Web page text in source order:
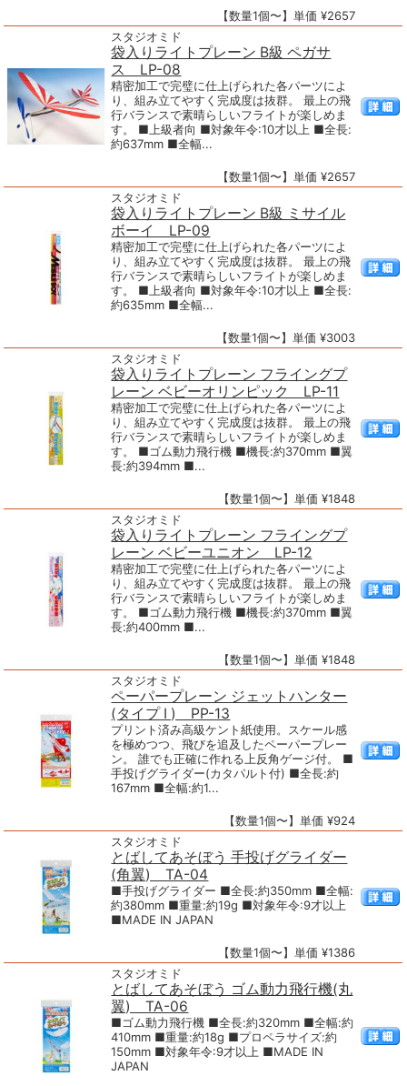
【数量1個〜】単価 ¥2657
スタジオミド
袋入りライトプレーン B級 ペガサ
ス LP-08
精密加工で完璧に仕上げられた各パーツによ
り、組み立てやすく完成度は抜群。 最上の飛
行バランスで素晴らしいフライトが楽しめま
す。 ■上級者向 ■対象年令:10才以上 ■全長:
約637mm ■全幅...
【数量1個〜】単価 ¥2657
スタジオミド
袋入りライトプレーン B級 ミサイル
ボーイ LP-09
精密加工で完璧に仕上げられた各パーツによ
り、組み立てやすく完成度は抜群。 最上の飛
行バランスで素晴らしいフライトが楽しめま
す。 ■上級者向 ■対象年令:10才以上 ■全長:
約635mm ■全幅...
【数量1個〜】単価 ¥3003
スタジオミド
袋入りライトプレーン フライングプ
レーン ベビーオリンピック LP-11
精密加工で完璧に仕上げられた各パーツによ
り、組み立てやすく完成度は抜群。 最上の飛
行バランスで素晴らしいフライトが楽しめま
す。 ■ゴム動力飛行機 ■機長:約370mm ■翼
長:約394mm ■...
【数量1個〜】単価 ¥1848
スタジオミド
袋入りライトプレーン フライングプ
レーン ベビーユニオン LP-12
精密加工で完璧に仕上げられた各パーツによ
り、組み立てやすく完成度は抜群。 最上の飛
行バランスで素晴らしいフライトが楽しめま
す。 ■ゴム動力飛行機 ■機長:約370mm ■翼
長:約400mm ■...
【数量1個〜】単価 ¥1848
スタジオミド
ペーパープレーン ジェットハンター
(タイプ I ) PP-13
プリント済み高級ケント紙使用。スケール感
を極めつつ、飛びを追及したペーパープレー
ン。 誰でも正確に作れる上反角ゲージ付。 ■
手投げグライダー(カタパルト付) ■全長:約
167mm ■全幅:約1...
【数量1個〜】単価 ¥924
スタジオミド
とばしてあそぼう 手投げグライダー
(角翼) TA-04
■手投げグライダー ■全長:約350mm ■全幅:
約380mm ■重量:約19g ■対象年令:9才以上
■MADE IN JAPAN
【数量1個〜】単価 ¥1386
スタジオミド
とばしてあそぼう ゴム動力飛行機(丸
翼) TA-06
■ゴム動力飛行機 ■全長:約320mm ■全幅:約
410mm ■重量:約18g ■プロペラサイズ:約
150mm ■対象年令:9才以上 ■MADE IN
JAPAN